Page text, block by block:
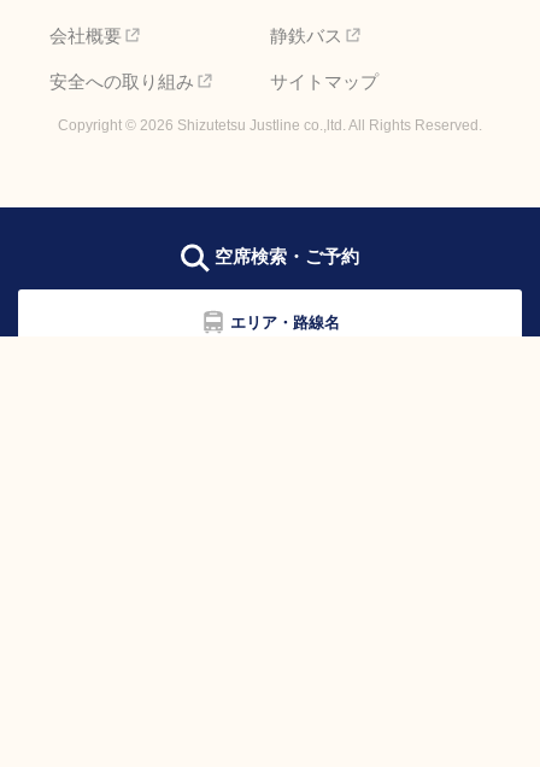
会社概要 静鉄バス
安全への取り組み サイトマップ
Copyright © 2026 Shizutetsu Justline co.,ltd. All Rights Reserved.
空席検索・ご予約
エリア・路線名